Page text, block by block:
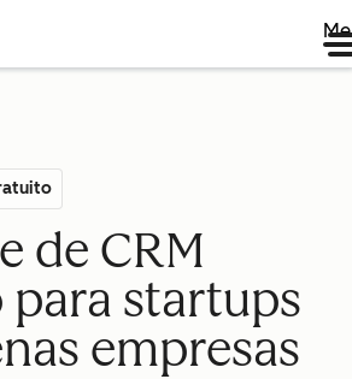
de CRM
startups
empresas